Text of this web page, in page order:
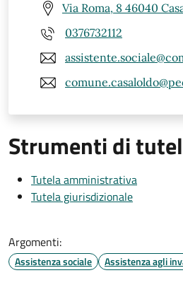
Via Roma, 8 46040
0376732112
Strumenti di
Tutela amministrativa
Tutela giurisdizionale
Argomenti:
Assistenza sociale Assistenza agli